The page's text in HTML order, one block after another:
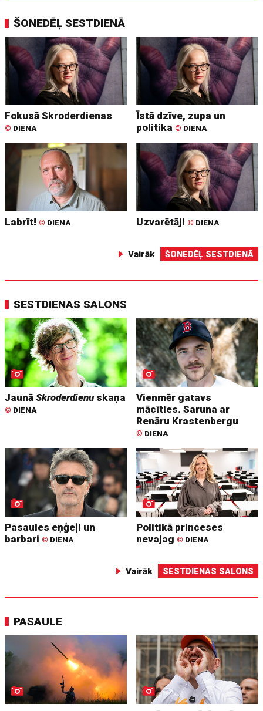
ŠONEDĒĻ SESTDIENĀ
Fokusā Skroderdienas
© DIENA
Īstā dzīve, zupa un
politika © DIENA
Labrīt! © DIENA Uzvarētāji © DIENA
Vairāk ŠONEDĒĻ SESTDIENĀ
SESTDIENAS SALONS
JaunāSkroderdienuskaņa
© DIENA
Vienmēr gatavs
mācīties. Saruna ar
Renāru Krastenbergu
© DIENA
Pasaules eņģeļi un
barbari © DIENA
Politikā princeses
nevajag © DIENA
Vairāk SESTDIENAS SALONS
PASAULE